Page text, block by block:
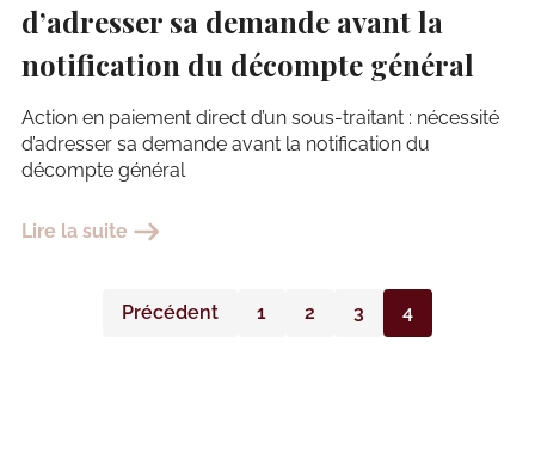
d’adresser sa demande avant la
notification du décompte général
Action en paiement direct d’un sous-traitant : nécessité
d’adresser sa demande avant la notification du
décompte général
Lire la suite
Précédent 1 2 3 4